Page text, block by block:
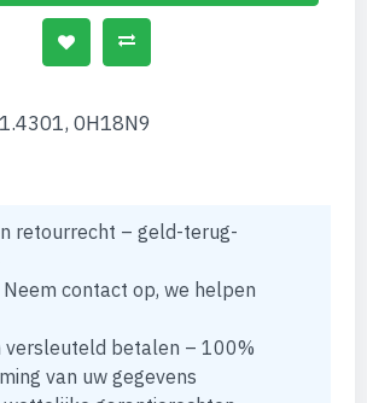
0H18N9
retourrecht – geld-terug-
Neem contact op, we helpen
versleuteld betalen – 100%
van uw gegevens